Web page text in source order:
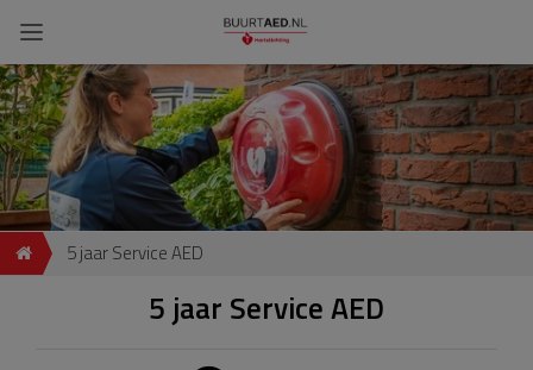
5 jaar Service AED
5 jaar Service AED